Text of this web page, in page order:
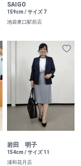
SAIGO
159cm / サイズ 7
池袋東口駅前店
岩田 明子
154cm / サイズ 11
浦和花月店